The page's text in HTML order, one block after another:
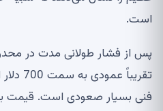
است.
فنی بسیار صعودی است. قیمت